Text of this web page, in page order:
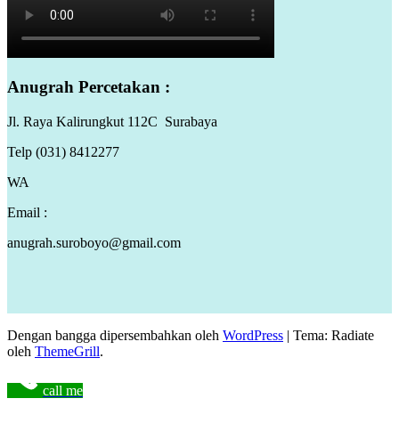
Anugrah Percetakan :
Jl. Raya Kalirungkut 112C Surabaya
Telp (031) 8412277
WA
Email :
anugrah.suroboyo@gmail.com
Dengan bangga dipersembahkan oleh WordPress | Tema: Radiate
oleh ThemeGrill.
call me